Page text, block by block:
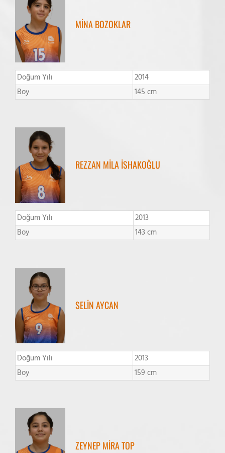
MİNA BOZOKLAR
Doğum Yılı
2014
Boy
145 cm
REZZAN MİLA İSHAKOĞLU
Doğum Yılı
2013
Boy
143 cm
SELİN AYCAN
Doğum Yılı
2013
Boy
159 cm
ZEYNEP MİRA TOP